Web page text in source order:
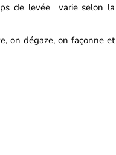
de levée varie selon la
on dégaze, on façonne et